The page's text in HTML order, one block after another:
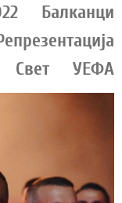
Балканци
Свет
УЕФА